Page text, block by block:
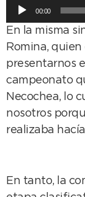
Reproductor
de
00:00
En la misma
Romina, quien
presentarnos
campeonato
Necochea, lo
nosotros
realizaba
En tanto, la